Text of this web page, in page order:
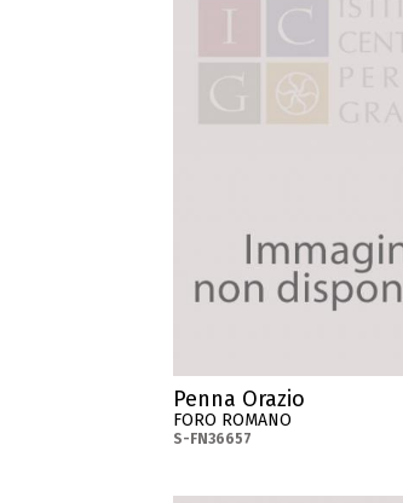
Penna Orazio
FORO ROMANO
S-FN36657